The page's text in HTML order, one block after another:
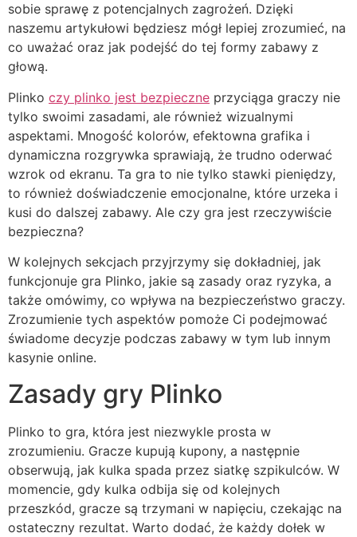
sobie sprawę z potencjalnych zagrożeń. Dzięki
naszemu artykułowi będziesz mógł lepiej zrozumieć, na
co uważać oraz jak podejść do tej formy zabawy z
głową.
Plinko czy plinko jest bezpieczne przyciąga graczy nie
tylko swoimi zasadami, ale również wizualnymi
aspektami. Mnogość kolorów, efektowna grafika i
dynamiczna rozgrywka sprawiają, że trudno oderwać
wzrok od ekranu. Ta gra to nie tylko stawki pieniędzy,
to również doświadczenie emocjonalne, które urzeka i
kusi do dalszej zabawy. Ale czy gra jest rzeczywiście
bezpieczna?
W kolejnych sekcjach przyjrzymy się dokładniej, jak
funkcjonuje gra Plinko, jakie są zasady oraz ryzyka, a
także omówimy, co wpływa na bezpieczeństwo graczy.
Zrozumienie tych aspektów pomoże Ci podejmować
świadome decyzje podczas zabawy w tym lub innym
kasynie online.
Zasady gry Plinko
Plinko to gra, która jest niezwykle prosta w
zrozumieniu. Gracze kupują kupony, a następnie
obserwują, jak kulka spada przez siatkę szpikulców. W
momencie, gdy kulka odbija się od kolejnych
przeszkód, gracze są trzymani w napięciu, czekając na
ostateczny rezultat. Warto dodać, że każdy dołek w